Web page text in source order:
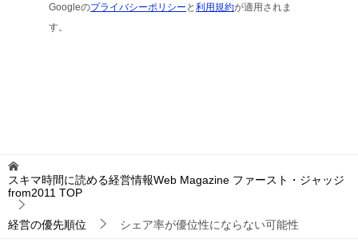
Googleのプライバシーポリシー と利用規約が適用されま
す。
スキマ時間に読める経営情報Web Magazine ファースト・ジャッジ
from2011 TOP
経営の優先順位 シェア率が優位性にならない可能性